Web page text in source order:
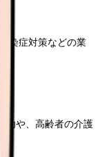
染症対策などの業
助や、高齢者の介護